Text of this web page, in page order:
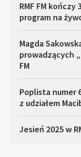
RMF FM
program na
Magda
prowadzących
FM
Poplista numer
z udziałem
Jesień 2025 w